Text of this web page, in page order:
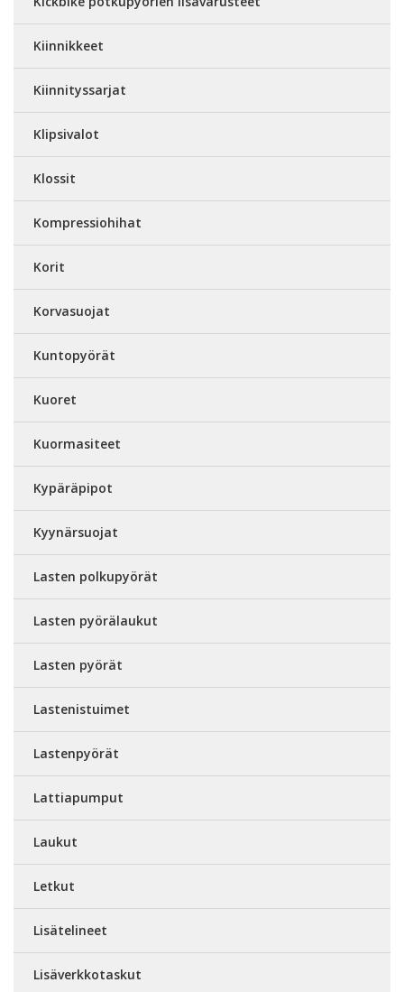
Kiinnikkeet
Kiinnityssarjat
Klipsivalot
Klossit
Kompressiohihat
Korit
Korvasuojat
Kuntopyörät
Kuoret
Kuormasiteet
Kypäräpipot
Kyynärsuojat
Lasten polkupyörät
Lasten pyörälaukut
Lasten pyörät
Lastenistuimet
Lastenpyörät
Lattiapumput
Laukut
Letkut
Lisätelineet
Lisäverkkotaskut